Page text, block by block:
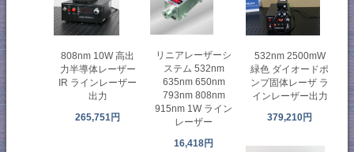
808nm 10W 高出
力半導体レーザー
IR ラインレーザー
出力
265,751円
リニアレーザーシ
ステム 532nm
635nm 650nm
793nm 808nm
915nm 1W ライン
レーザー
16,418円
532nm 2500mW
緑色 ダイオードポ
ンプ固体レーザ ラ
インレーザー出力
379,210円